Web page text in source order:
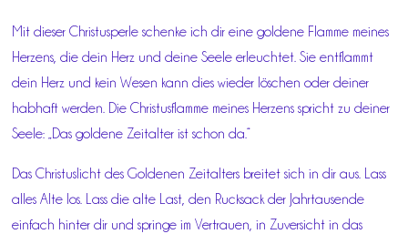
Mit dieser Christusperle schenke ich dir eine goldene Flamme meines
Herzens, die dein Herz und deine Seele erleuchtet. Sie entflammt
dein Herz und kein Wesen kann dies wieder löschen oder deiner
habhaft werden. Die Christusflamme meines Herzens spricht zu deiner
Seele: „Das goldene Zeitalter ist schon da.“
Das Christuslicht des Goldenen Zeitalters breitet sich in dir aus. Lass
alles Alte los. Lass die alte Last, den Rucksack der Jahrtausende
einfach hinter dir und springe im Vertrauen, in Zuversicht in das